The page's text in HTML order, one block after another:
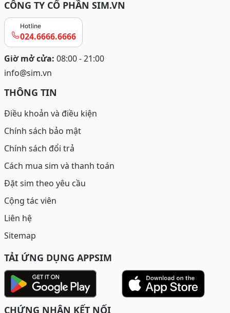
CÔNG TY CỔ PHẦN SIM.VN
Hotline
024.6666.6666
Giờ mở cửa: 08:00 - 21:00
info@sim.vn
THÔNG TIN
Điều khoản và điều kiện
Chính sách bảo mật
Chính sách đổi trả
Cách mua sim và thanh toán
Đặt sim theo yêu cầu
Cộng tác viên
Liên hệ
Sitemap
TẢI ỨNG DỤNG APPSIM
CHỨNG NHẬN KẾT NỐI